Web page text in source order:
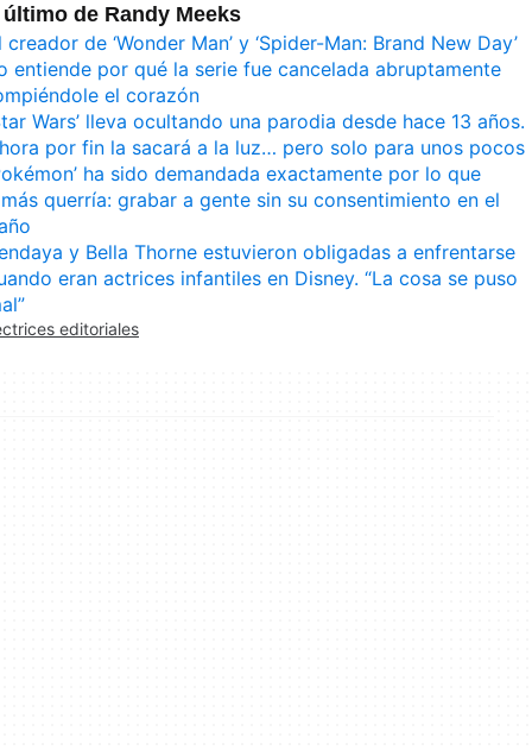
de Randy Meeks
creador de ‘Wonder Man’ y ‘Spider-Man: Brand New Day’
entiende por qué la serie fue cancelada abruptamente
el corazón
Wars’ lleva ocultando una parodia desde hace 13 años.
por fin la sacará a la luz… pero solo para unos pocos
ha sido demandada exactamente por lo que
querría: grabar a gente sin su consentimiento en el
y Bella Thorne estuvieron obligadas a enfrentarse
eran actrices infantiles en Disney. “La cosa se puso
editoriales